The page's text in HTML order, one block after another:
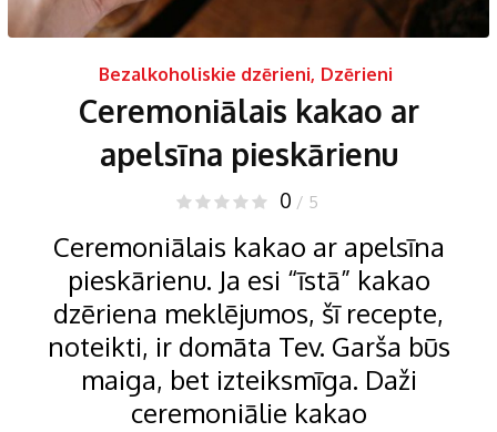
Bezalkoholiskie dzērieni, Dzērieni
Ceremoniālais kakao ar
apelsīna pieskārienu
0 / 5
Ceremoniālais kakao ar apelsīna
pieskārienu. Ja esi “īstā” kakao
dzēriena meklējumos, šī recepte,
noteikti, ir domāta Tev. Garša būs
maiga, bet izteiksmīga. Daži
ceremoniālie kakao